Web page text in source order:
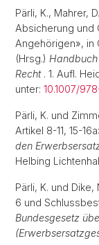
Pärli, K., Mahrer,
Absicherung und
Angehörigen», in
(Hrsg.)
Recht . 1. Aufl.
unter: 10.1007/
Pärli, K. und
Artikel 8-11, 15-
den
Helbing
Pärli, K. und
6 und
Bundesgesetz